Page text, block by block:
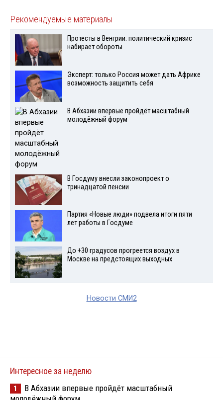
Рекомендуемые материалы
Протесты в Венгрии: политический кризис
набирает обороты
Эксперт: только Россия может дать Африке
возможность защитить себя
В Абхазии впервые пройдёт масштабный
молодёжный форум
В Госдуму внесли законопроект о
тринадцатой пенсии
Партия «Новые люди» подвела итоги пяти
лет работы в Госдуме
До +30 градусов прогреется воздух в
Москве на предстоящих выходных
Новости СМИ2
Интересное за неделю
1
В Абхазии впервые пройдёт масштабный